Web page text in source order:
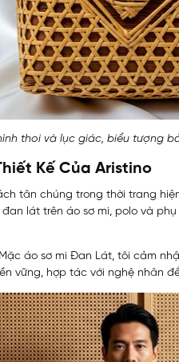
thoi và lục giác, biểu tượng
Kế Của Aristino
tân chúng trong thời trang
lát trên áo sơ mi, polo và
áo sơ mi Đan Lát, tôi cảm
vững, hợp tác với nghệ nhân